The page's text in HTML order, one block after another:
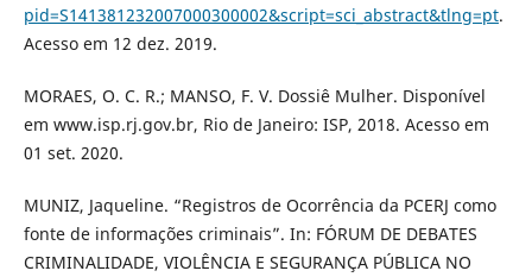
pid=S141381232007000300002&script=sci_abstract&tlng=pt.
Acesso em 12 dez. 2019.
MORAES, O. C. R.; MANSO, F. V. Dossiê Mulher. Disponível
em www.isp.rj.gov.br, Rio de Janeiro: ISP, 2018. Acesso em
01 set. 2020.
MUNIZ, Jaqueline. “Registros de Ocorrência da PCERJ como
fonte de informações criminais”. In: FÓRUM DE DEBATES
CRIMINALIDADE, VIOLÊNCIA E SEGURANÇA PÚBLICA NO